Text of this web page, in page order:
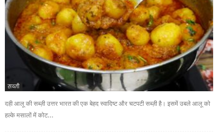
सब्ज़ी
दही आलू की सब्ज़ी उत्तर भारत की एक बेहद स्वादिष्ट और चटपटी सब्ज़ी है। इसमें उबले आलू को
हल्के मसालों में कोट...